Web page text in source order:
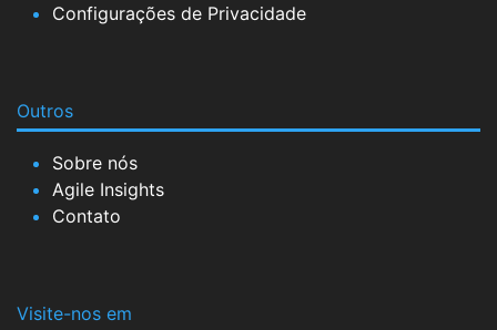
Configurações de Privacidade
Outros
Sobre nós
Agile Insights
Contato
Visite-nos em